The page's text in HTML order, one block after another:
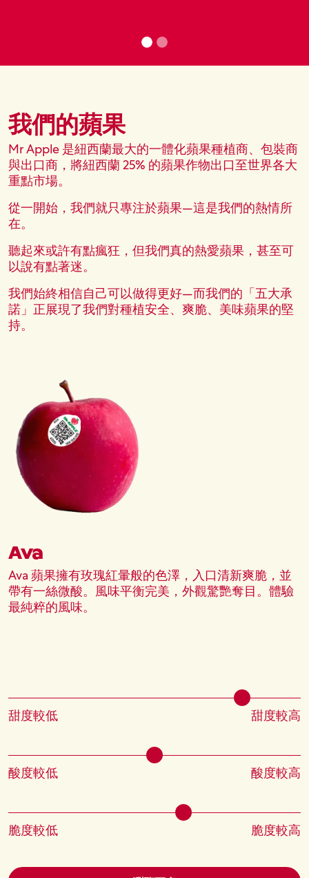
Text Content
我們的蘋果
Mr Apple 是紐西蘭最大的一體化蘋果種植商、包裝商
與出口商，將紐西蘭 25% 的蘋果作物出口至世界各大
重點市場。
從一開始，我們就只專注於蘋果—這是我們的熱情所
在。
聽起來或許有點瘋狂，但我們真的熱愛蘋果，甚至可
以說有點著迷。
我們始終相信自己可以做得更好—而我們的「五大承
諾」正展現了我們對種植安全、爽脆、美味蘋果的堅
持。
Block (Reference)
Ava
Ava 蘋果擁有玫瑰紅暈般的色澤，入口清新爽脆，並
帶有一絲微酸。風味平衡完美，外觀驚艷奪目。體驗
最純粹的風味。
甜度較低 甜度較高
酸度較低 酸度較高
脆度較低 脆度較高